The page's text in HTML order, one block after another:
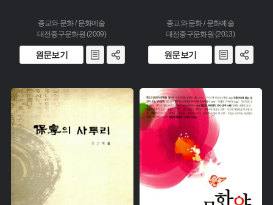
종교와 문화 / 문화예술
대전중구문화원 (2009)
원문보기
종교와 문화 / 문화예술
대전중구문화원 (2013)
원문보기
주제 :
유형 :
생산 :
소장 :
주제 :
유형 :
생산 :